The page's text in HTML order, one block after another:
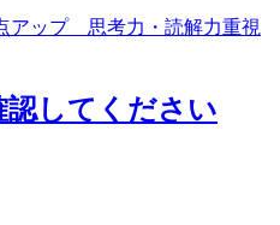
アップ 思考力・読解力重視